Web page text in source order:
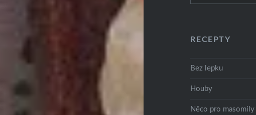
RECEPTY
Bez lepku
Houby
Něco pro masomily